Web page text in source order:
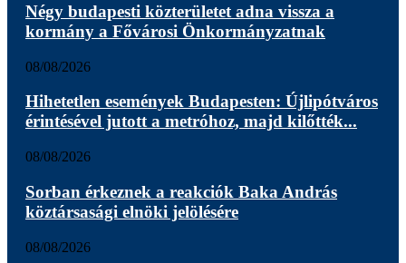
Négy budapesti közterületet adna vissza a
kormány a Fővárosi Önkormányzatnak
08/08/2026
Hihetetlen események Budapesten: Újlipótváros
érintésével jutott a metróhoz, majd kilőtték...
08/08/2026
Sorban érkeznek a reakciók Baka András
köztársasági elnöki jelölésére
08/08/2026